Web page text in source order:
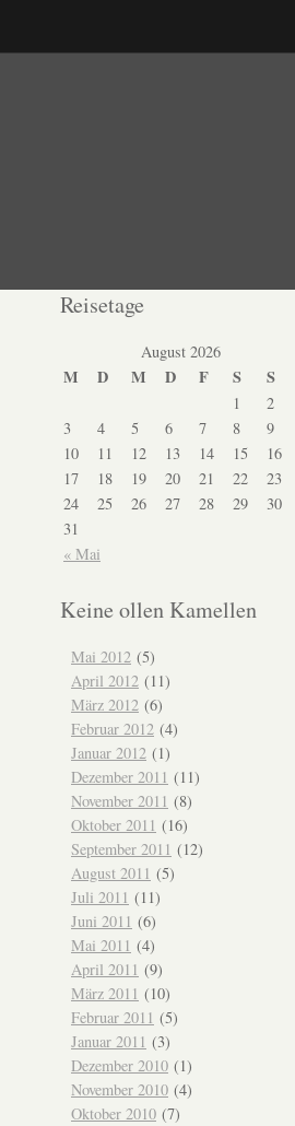
Reisetage
August 2026
M D M D F S S
« Mai
1
2
3
4 5 6 7 8
9
10
11 12 13 14 15
16
17
18 19 20 21 22
23
24
25 26 27 28 29
30
31
Keine ollen Kamellen
Mai 2012 (5)
April 2012 (11)
März 2012 (6)
Februar 2012 (4)
Januar 2012 (1)
Dezember 2011 (11)
November 2011 (8)
Oktober 2011 (16)
September 2011 (12)
August 2011 (5)
Juli 2011 (11)
Juni 2011 (6)
Mai 2011 (4)
April 2011 (9)
März 2011 (10)
Februar 2011 (5)
Januar 2011 (3)
Dezember 2010 (1)
November 2010 (4)
Oktober 2010 (7)